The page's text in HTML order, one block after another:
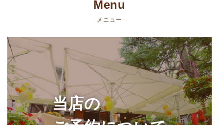
Menu
メニュー
当店の